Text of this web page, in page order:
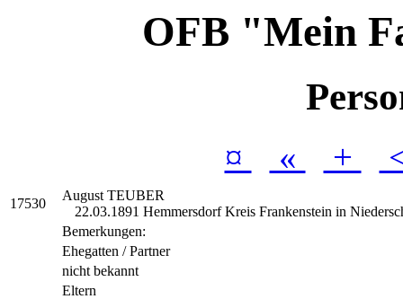
OFB "Mein
¤ « +
17530
August TEUBER
22.03.1891 Hemmersdorf Kreis Frankenstein in
Bemerkungen:
Ehegatten / Partner
nicht bekannt
Eltern